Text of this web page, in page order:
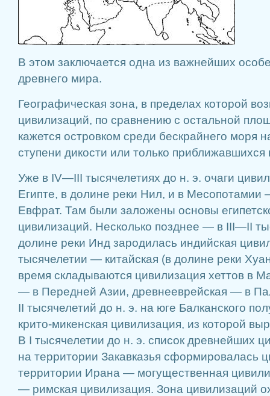
В этом заключается одна из важнейших
древнего мира.
Географическая зона, в пределах которой
цивилизаций, по сравнению с остальной
кажется островком среди бескрайнего моря
ступени дикости или только приближавшихся
Уже в IV—III тысячелетиях до н. э. очаги
Египте, в долине реки Нил, и в
Евфрат. Там были заложены основы
цивилизаций. Несколько позднее — в III—II
долине реки Инд зародилась индийская
тысячелетии — китайская (в долине реки
время складываются цивилизация хеттов в
— в Передней Азии, древнееврейская — в
II тысячелетий до н. э. на юге Балканского
крито-микенская цивилизация, из которой
В I тысячелетии до н. э. список древнейших
на территории Закавказья сформировалась
территории Ирана — могущественная
— римская цивилизация. Зона цивилизаций